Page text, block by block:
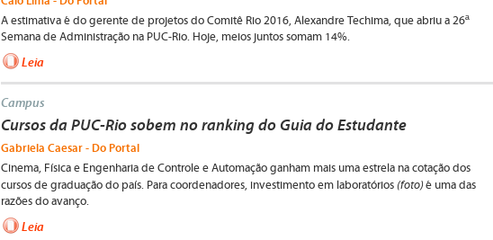
A estimativa é do gerente de projetos do Comitê Rio 2016, Alexandre Techima, que abriu a 26ª
Semana de Administração na PUC-Rio. Hoje, meios juntos somam 14%.
Leia
Campus
Cursos da PUC-Rio sobem no ranking do Guia do Estudante
Gabriela Caesar - Do Portal
Cinema, Física e Engenharia de Controle e Automação ganham mais uma estrela na cotação dos
cursos de graduação do país. Para coordenadores, investimento em laboratórios (foto)é uma das
razões do avanço.
Leia